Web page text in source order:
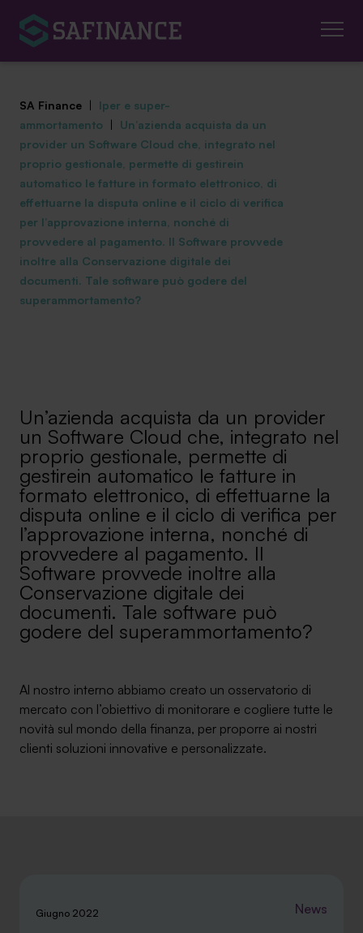
Mediazione Creditizia
Finanza Agevolata
Centro studi
News ed eventi
Contatti
Lavora con noi
+030.3540104
info@safinance.it
SA Finance | Iper e super-
ammortamento | Un’azienda acquista da un
provider un Software Cloud che, integrato nel
proprio gestionale, permette di gestirein
automatico le fatture in formato elettronico, di
effettuarne la disputa online e il ciclo di verifica
per l’approvazione interna, nonché di
provvedere al pagamento. Il Software provvede
inoltre alla Conservazione digitale dei
documenti. Tale software può godere del
superammortamento?
Un’azienda acquista da un provider
un Software Cloud che, integrato nel
proprio gestionale, permette di
gestirein automatico le fatture in
formato elettronico, di effettuarne la
disputa online e il ciclo di verifica per
l’approvazione interna, nonché di
provvedere al pagamento. Il
Software provvede inoltre alla
Conservazione digitale dei
documenti. Tale software può
godere del superammortamento?
Al nostro interno abbiamo creato un osservatorio di
mercato con l’obiettivo di monitorare e cogliere tutte le
novità sul mondo della finanza, per proporre ai nostri
clienti soluzioni innovative e personalizzate.
Giugno 2022 News